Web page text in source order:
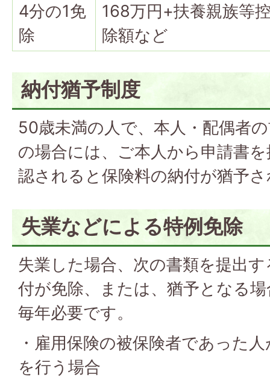
4分の1免
除
168万円+扶養親族等
除額など
納付猶予制度
50歳未満の人で、本人・配偶者
の場合には、ご本人から申請書
認されると保険料の納付が猶予
失業などによる特例免除
失業した場合、次の書類を提出
付が免除、または、猶予となる
毎年必要です。
・雇用保険の被保険者であった
を行う場合